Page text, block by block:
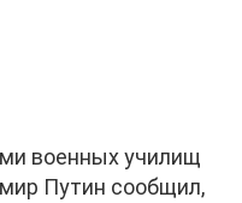
военных училищ
Путин сообщил,